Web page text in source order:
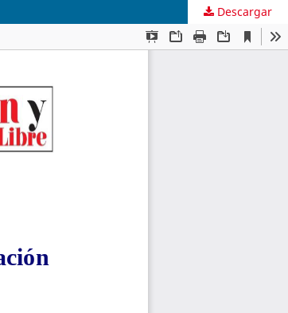
Descargar